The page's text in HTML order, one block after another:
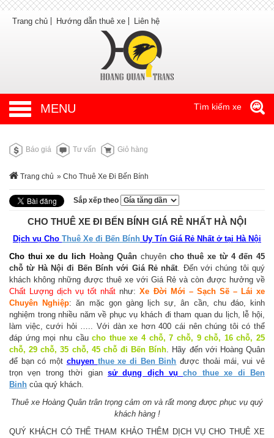
Trang chủ Hướng dẫn thuê xe Liên hệ
MENU Tìm kiếm xe
Báo giá Tư vấn Giỏ hàng
Trang chủ » Cho Thuê Xe Đi Bến Bính
Sắp xếp theo
CHO THUÊ XE ĐI BẾN BÍNH GIÁ RẺ NHẤT HÀ NỘI
Dịch vụ Cho Thuê Xe đi Bến Bính Uy Tín Giá Rẻ Nhất ở tại Hà Nội
Cho thui xe du lichHoàng Quân chuyên cho thuê xe từ 4 đến 45
chỗ từ Hà Nội đi Bến Bính với Giá Rẻ nhất. Đến với chúng tôi quý
khách không những được thuê xe với Giá Rẻ và còn được hưởng về
Chất Lượng dịch vụ tốt nhất như:Xe Đời Mới – Sạch Sẽ – Lái xe
Chuyên Nghiệp: ăn mặc gọn gàng lịch sự, ân cần, chu đáo, kinh
nghiệm trong nhiều năm về phục vụ khách đi tham quan du lịch, lễ hội,
làm việc, cưới hỏi ….. Với dàn xe hơn 400 cái nên chúng tôi có thể
đáp ứng mọi nhu cầucho thue xe 4 chỗ, 7 chỗ, 9 chỗ, 16 chỗ, 25
chỗ, 29 chỗ, 35 chỗ, 45 chỗ đi Bến Bính. Hãy đến với Hoàng Quân
để bạn có một chuyen thue xe di Ben Binh được thoải mái, vui vẻ
trọn vẹn trong thời gian sử dụng dịch vụcho thue xe di Ben
Binh của quý khách.
Thuê xe Hoàng Quân trân trọng cảm ơn và rất mong được phục vụ quý
khách hàng !
QUÝ KHÁCH CÓ THỂ THAM KHẢO THÊM DỊCH VỤ CHO THUÊ XE